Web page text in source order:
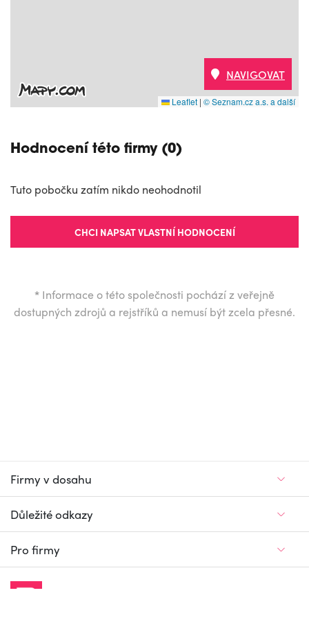
Leaflet | © Seznam.cz a.s. a další
NAVIGOVAT
Hodnocení této firmy (0)
Tuto pobočku zatím nikdo neohodnotil
CHCI NAPSAT VLASTNÍ HODNOCENÍ
* Informace o této společnosti pochází z veřejně
dostupných zdrojů a rejstříků a nemusí být zcela přesné.
Firmy v dosahu
Důležité odkazy
Pro firmy